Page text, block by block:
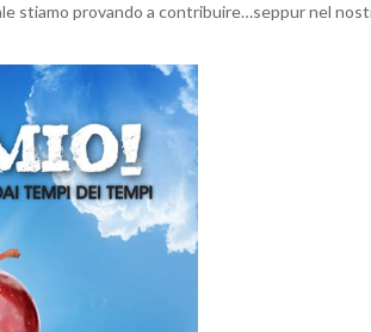
stiamo provando a contribuire…seppur nel